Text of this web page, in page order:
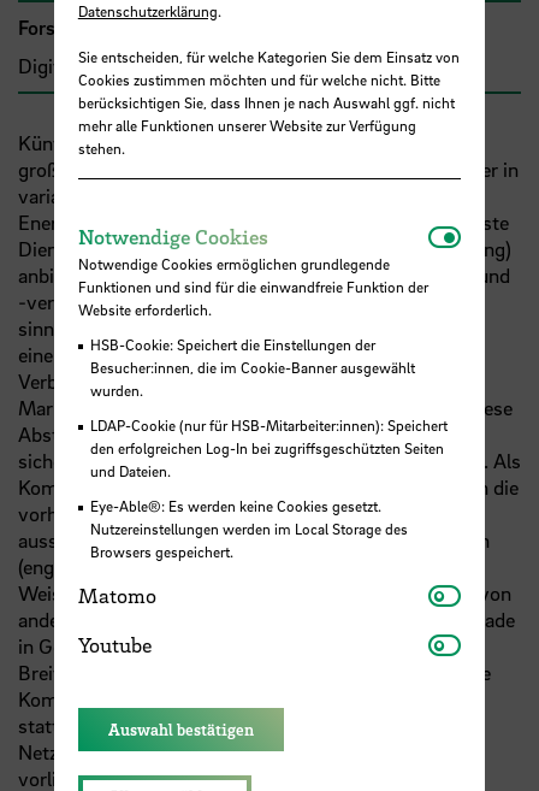
Forschungs- und Transfercluster
Digitale Transformation
Künftige Energieversorgungssysteme stehen vor der
großen Herausforderung, dass verschiedene Teilnehmer in
variablem Umfang und zu unvorhersehbaren Zeiten
Energie einspeisen, entnehmen oder auch verschiedenste
Dienstleistungen (z.B.Energieberatung, Hausverwaltung)
anbieten und nutzen können. Damit Stromerzeugung und
-verbrauch koordiniert und in diesem Zusammenhang
sinnvolle Zusatzdienste angeboten werden können, ist
eine starke Vernetzung der Erzeugungs- und
Verbrauchsanlagen auf der einen Seite sowie der
Marktteilnehmer auf der anderen Seite erforderlich. Diese
Abstimmungen erfordern einen zuverlässigen und
sicheren bidirektionalen Austausch von Informationen. Als
Kommunikationskanal für diese Informationen können die
vorhandenen Energienetze dienen, die nun nicht mehr
ausschließlich Energie, sondern auch Daten übertragen
(engl. Powerline Communication). Auf diese Art und
Weise kann die vorhandene Infrastruktur unabhängig von
anderen Kommunikationsmedien genutzt werden. Gerade
in Gebieten mit überbuchten
kaum vorhandenen
Breitbandanschlüssen ist dieses Vorgehen sinnvoll. Die
Kommunikation findet über ein Smart Meter Gateway
statt, der zwischen dem Endverbraucher und dem
Netzstellenbetreiber die Informationen austauscht. Im
vorliegenden Projekt SPIDER wird der
Datenschutzerklärung.
Sie entscheiden, für welche Kategorien Sie dem Einsatz von
Cookies zustimmen möchten und für welche nicht. Bitte
berücksichtigen Sie, dass Ihnen je nach Auswahl ggf. nicht
mehr alle Funktionen unserer Website zur Verfügung
stehen.
Notwendige Cookies
Notwendige Cookies ermöglichen grundlegende
Funktionen und sind für die einwandfreie Funktion der
Website erforderlich.
HSB-Cookie: Speichert die Einstellungen der
Besucher:innen, die im Cookie-Banner ausgewählt
wurden.
LDAP-Cookie (nur für HSB-Mitarbeiter:innen): Speichert
den erfolgreichen Log-In bei zugriffsgeschützten Seiten
und Dateien.
Eye-Able®: Es werden keine Cookies gesetzt.
Nutzereinstellungen werden im Local Storage des
Browsers gespeichert.
Matomo Matomo
Youtube Youtube
Auswahl bestätigen